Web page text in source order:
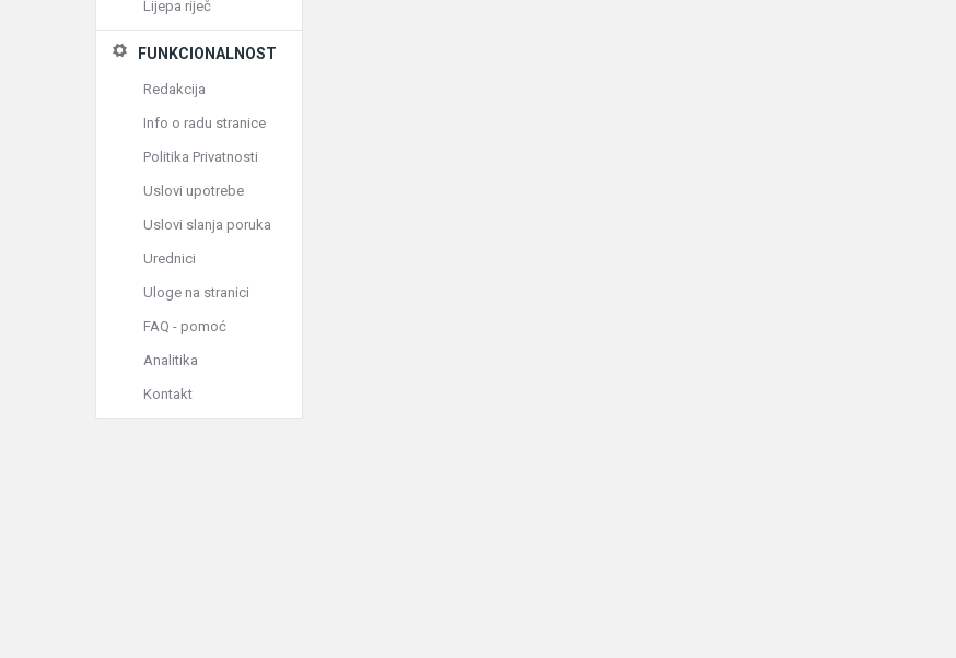
Lijepa riječ
FUNKCIONALNOST
Redakcija
Info o radu stranice
Politika Privatnosti
Uslovi upotrebe
Uslovi slanja poruka
Urednici
Uloge na stranici
FAQ - pomoć
Analitika
Kontakt